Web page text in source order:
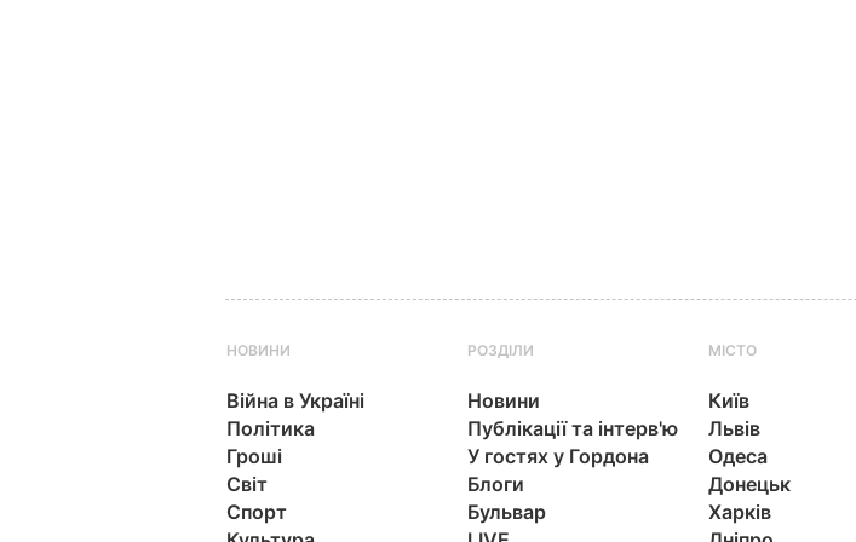
НОВИНИ
Війна в Україні
Політика
Гроші
Світ
Спорт
РОЗДІЛИ
Новини
Публікації та інтерв'ю
У гостях у Гордона
Блоги
Бульвар
МІСТО
Київ
Львів
Одеса
Донецьк
Харків